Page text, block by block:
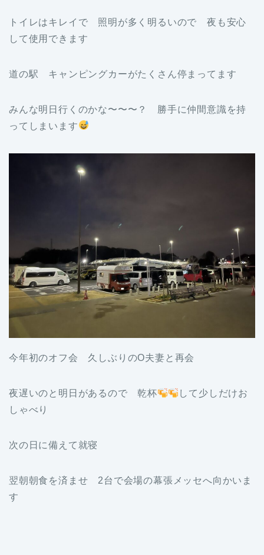
トイレはキレイで 照明が多く明るいので 夜も安心
して使用できます
道の駅 キャンピングカーがたくさん停まってます
みんな明日行くのかな〜〜〜？ 勝手に仲間意識を持
ってしまいます
今年初のオフ会 久しぶりのO夫妻と再会
夜遅いのと明日があるので 乾杯
して少しだけお
しゃべり
次の日に備えて就寝
翌朝朝食を済ませ 2台で会場の幕張メッセへ向かいま
す